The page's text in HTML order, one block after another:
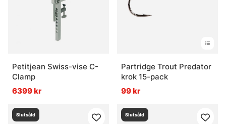
Petitjean Swiss-vise C-
Clamp
6399 kr
Partridge Trout Predator
krok 15-pack
99 kr
Slutsåld Slutsåld